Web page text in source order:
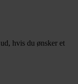
hvis du ønsker et